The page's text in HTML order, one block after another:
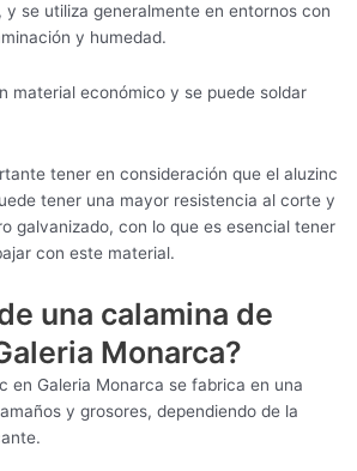
se utiliza generalmente en entornos con
y humedad.
material económico y se puede soldar
tener en consideración que el aluzinc
tener una mayor resistencia al corte y
galvanizado, con lo que es esencial tener
con este material.
una calamina de
Monarca?
en Galeria Monarca se fabrica en una
y grosores, dependiendo de la